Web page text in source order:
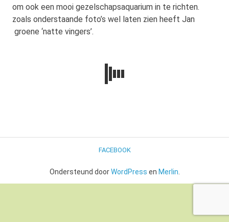
om ook een mooi gezelschapsaquarium in te richten.
zoals onderstaande foto’s wel laten zien heeft Jan
groene ‘natte vingers’.
FACEBOOK
Ondersteund doorWordPress en Merlin